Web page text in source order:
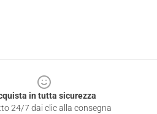
in tutta sicurezza
24/7 dai clic alla consegna